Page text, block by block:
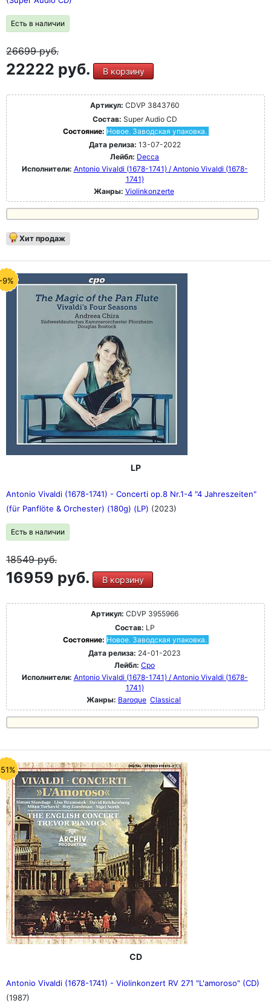
Есть в наличии
26699руб.
22222 руб. В корзину
Артикул: CDVP 3843760
Состав: Super Audio CD
Состояние: Новое. Заводская упаковка.
Дата релиза: 13-07-2022
Лейбл: Decca
Исполнители: Antonio Vivaldi (1678-1741) / Antonio Vivaldi (1678-
1741)
Жанры: Violinkonzerte
Хит продаж
9%
LP
Antonio Vivaldi (1678-1741) - Concerti op.8 Nr.1-4 "4 Jahreszeiten"
(für Panflöte & Orchester) (180g) (LP) (2023)
Есть в наличии
18549руб.
16959 руб. В корзину
Артикул: CDVP 3955966
Состав: LP
Состояние: Новое. Заводская упаковка.
Дата релиза: 24-01-2023
Лейбл: Cpo
Исполнители: Antonio Vivaldi (1678-1741) / Antonio Vivaldi (1678-
1741)
Жанры: Baroque Classical
CD
Antonio Vivaldi (1678-1741) - Violinkonzert RV 271 "L'amoroso" (CD)
(1987)